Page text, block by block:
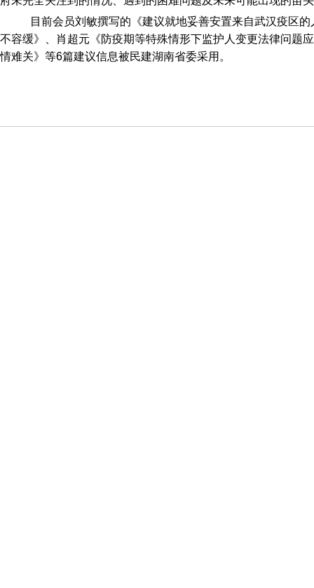
目前会员刘敏撰写的《建议就地妥善安置来自武汉疫区
不容缓》、肖超元《防疫期等特殊情形下监护人变更法律问题
情难关》等6篇建议信息被民建湖南省委采用。